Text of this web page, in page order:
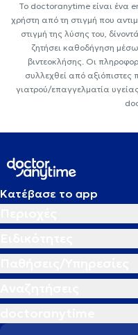
Το doctoranytime είναι ένα
χρήστη από τη στιγμή που
στιγμή της λύσης του,
ζητήσει καθοδήγηση
βιντεοκλήσης. Οι
συλλεχθεί από
γιατρού/επαγγελματία
Κατέβασε το app